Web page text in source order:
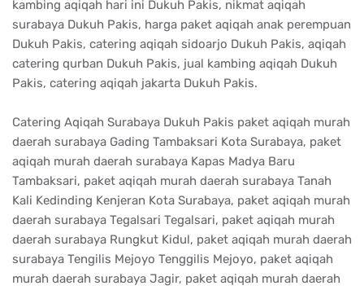
kambing aqiqah hari ini Dukuh Pakis, nikmat aqiqah
surabaya Dukuh Pakis, harga paket aqiqah anak perempuan
Dukuh Pakis, catering aqiqah sidoarjo Dukuh Pakis, aqiqah
catering qurban Dukuh Pakis, jual kambing aqiqah Dukuh
Pakis, catering aqiqah jakarta Dukuh Pakis.
Catering Aqiqah Surabaya Dukuh Pakis paket aqiqah murah
daerah surabaya Gading Tambaksari Kota Surabaya, paket
aqiqah murah daerah surabaya Kapas Madya Baru
Tambaksari, paket aqiqah murah daerah surabaya Tanah
Kali Kedinding Kenjeran Kota Surabaya, paket aqiqah murah
daerah surabaya Tegalsari Tegalsari, paket aqiqah murah
daerah surabaya Rungkut Kidul, paket aqiqah murah daerah
surabaya Tengilis Mejoyo Tenggilis Mejoyo, paket aqiqah
murah daerah surabaya Jagir, paket aqiqah murah daerah